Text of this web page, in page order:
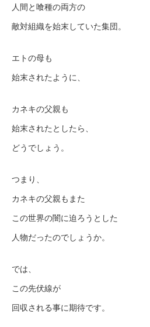
人間と喰種の両方の
敵対組織を始末していた集団。
エトの母も
始末されたように、
カネキの父親も
始末されたとしたら、
どうでしょう。
つまり、
カネキの父親もまた
この世界の闇に迫ろうとした
人物だったのでしょうか。
では、
この先伏線が
回収される事に期待です。